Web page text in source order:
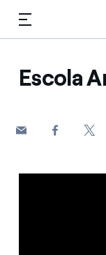
Empleo
Escola